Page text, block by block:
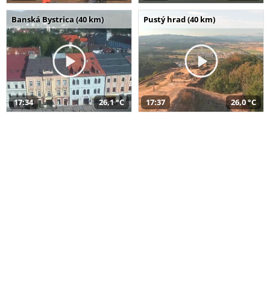
Banská Bystrica (40 km)
17:34 26,1 °C
Pustý hrad (40 km)
17:37 26,0 °C